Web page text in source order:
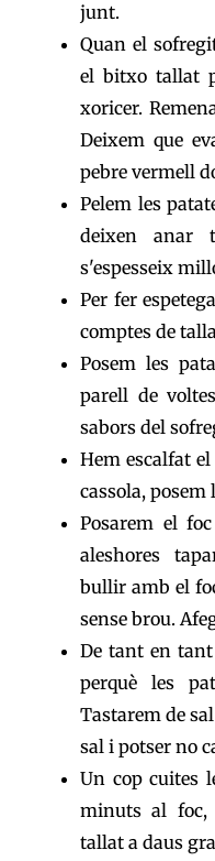
junt.
Quan el
el bitxo tallat
xoricer.
Deixem que
pebre vermell
Pelem les
deixen anar
s'espesseix
Per fer
comptes de
Posem les
parell de
sabors del
Hem escalfat
cassola,
Posarem el
aleshores
bullir amb el
sense brou.
De tant en
perquè les
Tastarem de
sal i potser no
Un cop cuites
minuts al foc,
tallat a daus